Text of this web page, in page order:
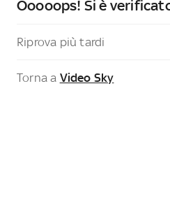
Ooooops! Si è
Riprova più tardi
Torna a Video Sky